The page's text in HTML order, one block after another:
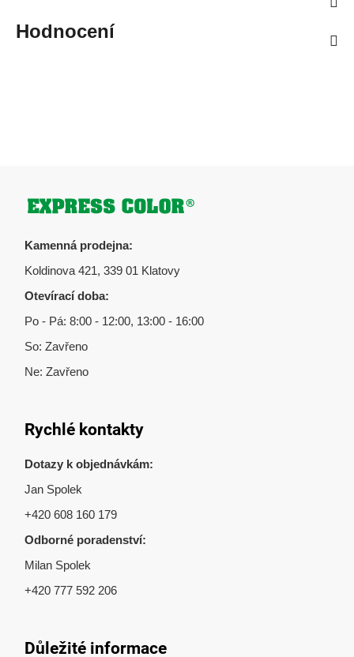
Hodnocení
Zápatí
Kamenná prodejna:
Koldinova 421, 339 01 Klatovy
Otevírací doba:
Po - Pá: 8:00 - 12:00, 13:00 - 16:00
So: Zavřeno
Ne: Zavřeno
Rychlé kontakty
Dotazy k objednávkám:
Jan Spolek
+420 608 160 179
Odborné poradenství:
Milan Spolek
+420 777 592 206
Důležité informace